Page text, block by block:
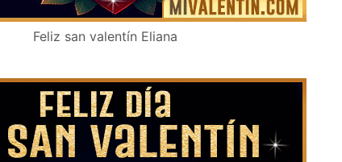
Feliz san valentín Eliana